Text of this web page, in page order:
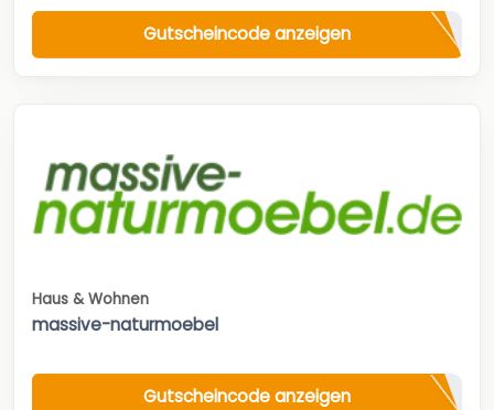
Gutscheincode anzeigen
Haus & Wohnen
massive-naturmoebel
Gutscheincode anzeigen